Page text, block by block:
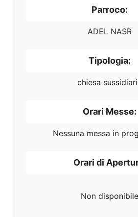
Parroco:
ADEL NASR
Tipologia:
chiesa
Orari Messe:
Nessuna messa in
Orari di
Non disponibile